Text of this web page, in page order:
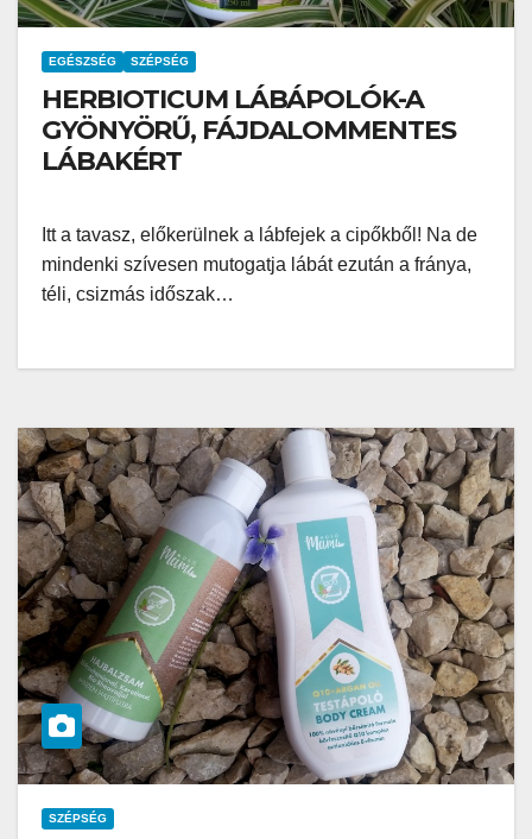
EGÉSZSÉG SZÉPSÉG
HERBIOTICUM LÁBÁPOLÓK-A
GYÖNYÖRŰ, FÁJDALOMMENTES
LÁBAKÉRT
Itt a tavasz, előkerülnek a lábfejek a cipőkből! Na de
mindenki szívesen mutogatja lábát ezután a fránya,
téli, csizmás időszak…
SZÉPSÉG